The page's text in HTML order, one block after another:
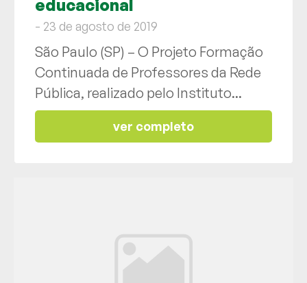
educacional
- 23 de agosto de 2019
São Paulo (SP) – O Projeto Formação
Continuada de Professores da Rede
Pública, realizado pelo Instituto...
ver completo